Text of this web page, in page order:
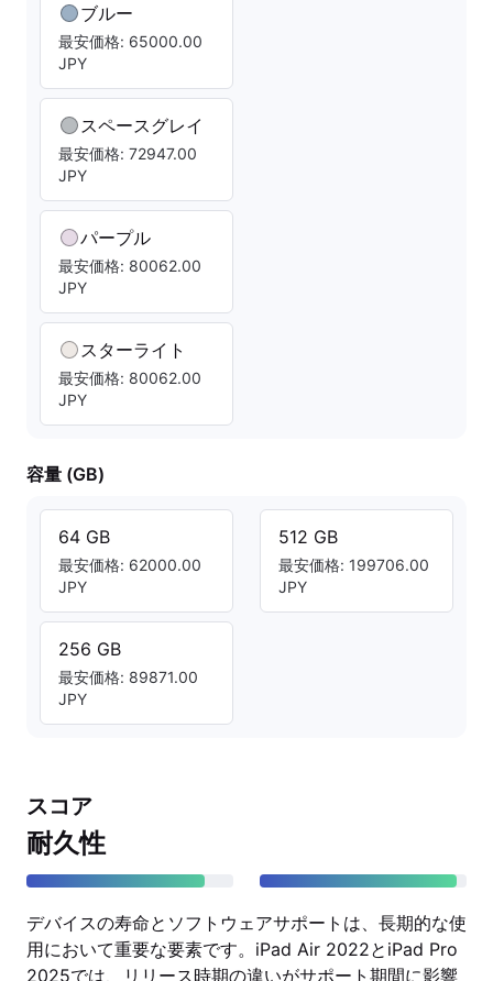
ブルー
最安価格: 65000.00
JPY
スペースグレイ
最安価格: 72947.00
JPY
パープル
最安価格: 80062.00
JPY
スターライト
最安価格: 80062.00
JPY
容量 (GB)
64 GB
最安価格: 62000.00
JPY
256 GB
最安価格: 89871.00
JPY
512 GB
最安価格: 199706.00
JPY
スコア
耐久性
デバイスの寿命とソフトウェアサポートは、長期的な使
用において重要な要素です。iPad Air 2022とiPad Pro
2025では、リリース時期の違いがサポート期間に影響